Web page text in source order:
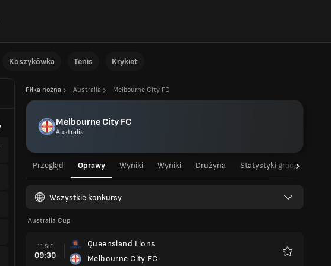
Koszykówka Tenis Krykiet
Piłka nożna Australia Melbourne City FC
Melbourne City FC
Australia
Przegląd Oprawy Wyniki Wyniki Drużyna Statystyki graczy
Wszystkie konkursy
Australia Cup
11 SIE
09:30
Queensland Lions
Melbourne City FC